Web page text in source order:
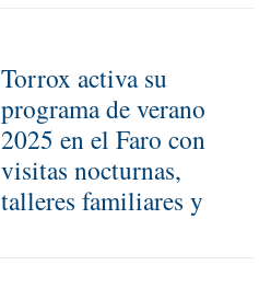
Torrox activa su
programa de verano
2025 en el Faro con
visitas nocturnas,
talleres familiares y